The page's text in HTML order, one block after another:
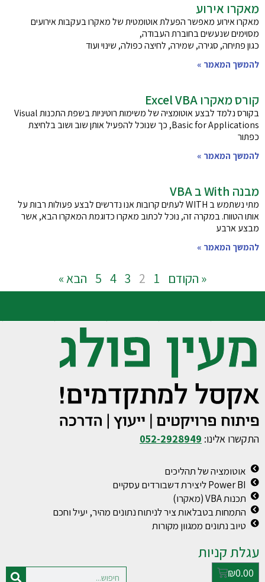
מאקרו אירוע
מאקרו אירוע מאפשר הפעלת אוטומטית של מאקרו בעקבות אירועים
מסוימים שנעשים בחוברת העבודה,
כגון פתיחה, סגירה, שמירה, לחיצה כפולה, שינוי ועוד
להמשך המאמר »
קורס מאקרו Excel VBA
בקורס נלמד לבצע אוטומציה של משימות רוטיניות בשפת התכנות Visual
Basic for Applications, כך שנוכל להפעיל אותן שוב ושוב בלחיצת
כפתור
להמשך המאמר »
מבנה With ב VBA
מתי נשתמש ב WITH לעתים קרובות אנו נדרשים לבצע פעולות רבות על
אותו הטווח. במקרה זה, נוכל לכתוב מאקרו כדוגמת המאקרו הבא, אשר
מבצע ארבע
להמשך המאמר »
« הקודם 1
2
3
4
5 הבא »
התקשרו אלינו: 052-2928949
אוטומציה של תהליכים
Power BI ליצירת דשבורדים עסקיים
תכנות VBA (מאקרו)
התמחות בטבלאות ציר לניתוח נתונים מהיר, יעיל וחכם
טיוב נתונים ממגוון מקורות
עגלת קניות
₪0.00